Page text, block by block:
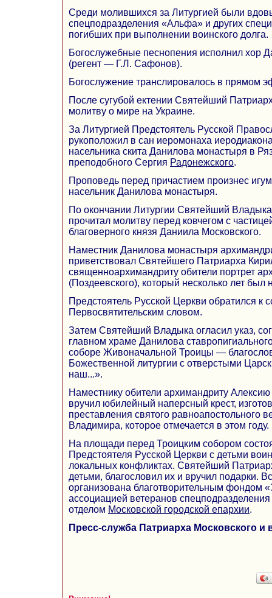
Среди молившихся за Литургией были
спецподразделения «Альфа» и других
погибших при выполнении воинского долга.
Богослужебные песнопения исполнил хор
(регент — Г.Л. Сафонов).
Богослужение транслировалось в прямом
После сугубой ектении Святейший
молитву о мире на Украине.
За Литургией Предстоятель Русской
рукоположил в сан иеромонаха
насельника скита Данилова монастыря в
преподобного Сергия Радонежского.
Проповедь перед причастием произнес
насельник Данилова монастыря.
По окончании Литургии Святейший
прочитал молитву перед ковчегом с
благоверного князя Даниила Московского.
Наместник Данилова монастыря
приветствовал Святейшего Патриарха
священноархимандриту обители портрет
(Поздеевского), который несколько лет был
Предстоятель Русской Церкви обратился к
Первосвятительским словом.
Затем Святейший Владыка огласил указ,
главном храме Данилова
соборе Живоначальной Троицы —
Божественной литургии с отверстыми
наш...».
Наместнику обители архимандриту
вручил юбилейный наперсный крест,
преставления святого равноапостольного
Владимира, которое отмечается в этом году.
На площади перед Троицким собором
Предстоятеля Русской Церкви с детьми
локальных конфликтах. Святейший
детьми, благословил их и вручил подарки.
организована благотворительным фондом
ассоциацией ветеранов
отделом Московской городской епархии.
Пресс-служба Патриарха Московского и